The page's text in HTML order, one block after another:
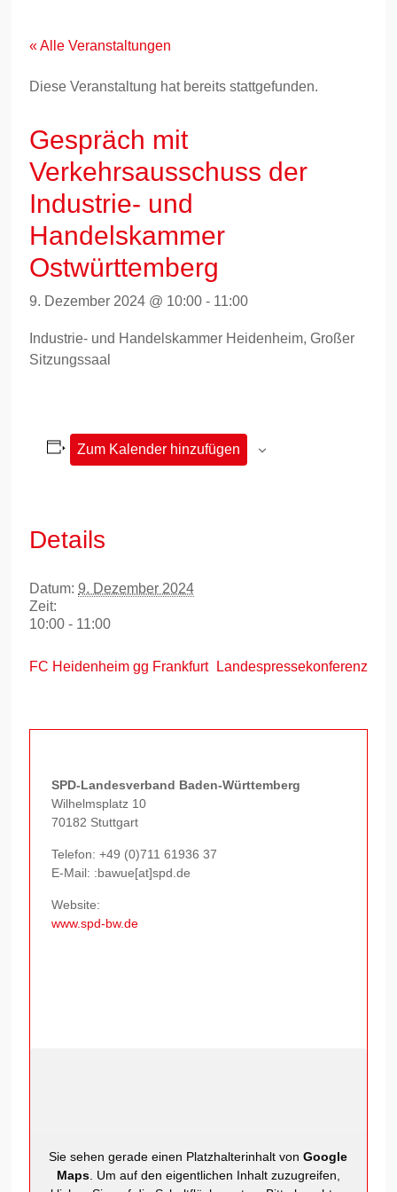
springen« Alle Veranstaltungen
Diese Veranstaltung hat bereits stattgefunden.
Gespräch mit
Verkehrsausschuss der
Industrie- und
Handelskammer
Ostwürttemberg
9. Dezember 2024 @ 10:00 - 11:00
Industrie- und Handelskammer Heidenheim, Großer
Sitzungssaal
Zum Kalender hinzufügen
Details
Datum: 9. Dezember 2024
Zeit:
10:00 - 11:00
FC Heidenheim gg Frankfurt Landespressekonferenz
SPD-Landesverband Baden-Württemberg
Wilhelmsplatz 10
70182 Stuttgart
Telefon:+49 (0)711 61936 37
E-Mail: :bawue[at]spd.de
Website:
www.spd-bw.de
Sie sehen gerade einen Platzhalterinhalt vonGoogle
Maps. Um auf den eigentlichen Inhalt zuzugreifen,